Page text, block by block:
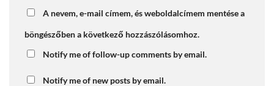
A nevem, e-mail címem, és weboldalcímem mentése a
böngészőben a következő hozzászólásomhoz.
Notify me of follow-up comments by email.
Notify me of new posts by email.